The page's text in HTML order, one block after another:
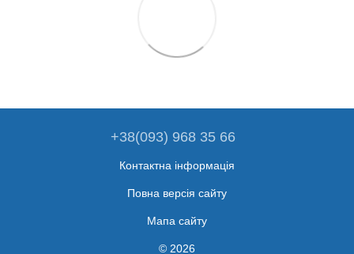
+38(093) 968 35 66
Контактна інформація
Повна версія сайту
Мапа сайту
© 2026